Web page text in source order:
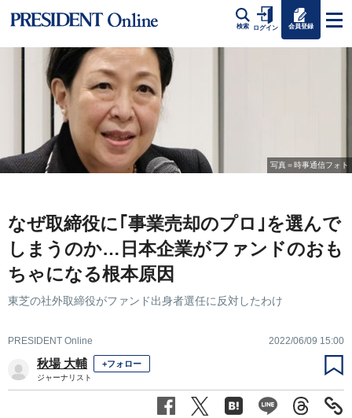
検索 ログイン 会員登録
写真＝時事通信フォト
なぜ取締役に｢事業売却のプロ｣を選んで
しまうのか…日本企業がファンドのおも
ちゃになる根本原因
東芝の社外取締役がファンド出身者選任に反対したわけ
PRESIDENT Online 2022/06/09 15:00
秋場 大輔 +フォロー
ジャーナリスト